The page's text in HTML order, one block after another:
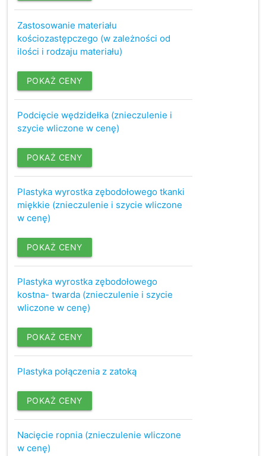
Zastosowanie materiału
kościozastępczego (w zależności od
ilości i rodzaju materiału)
POKAŻ CENY
Podcięcie wędzidełka (znieczulenie i
szycie wliczone w cenę)
POKAŻ CENY
Plastyka wyrostka zębodołowego tkanki
miękkie (znieczulenie i szycie wliczone
w cenę)
POKAŻ CENY
Plastyka wyrostka zębodołowego
kostna- twarda (znieczulenie i szycie
wliczone w cenę)
POKAŻ CENY
Plastyka połączenia z zatoką
POKAŻ CENY
Nacięcie ropnia (znieczulenie wliczone
w cenę)